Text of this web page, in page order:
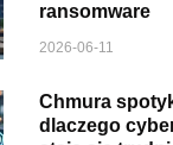
ransomware
2026-06-11
Chmura
dlaczego